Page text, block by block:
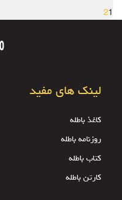
1
2
لینک های مفید
کاغذ باطله
روزنامه باطله
کتاب باطله
کارتن باطله